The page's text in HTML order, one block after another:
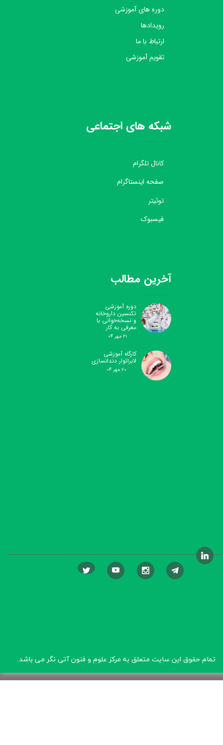
دوره های آموزشی
رویدادها
ارتباط با ما
تقویم آموزشی
آخرین مطالب
دوره آموزشی
تکنسین داروخانه
و نسخه‌خوانی با
معرفی به کار
۲۱ مهر ۰۴
کارگاه آموزشی
لابراتوار دندانسازی
۲۰ مهر ۰۴
شبکه های اجتماعی
کانال تلگرام
صفحه اینستاگرام
توئیتر
فیسبوک
تمام حقوق این سایت متعلق به مرکز علوم و فنون آتی نگر می باشد.